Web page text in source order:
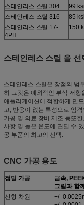
스테인리스 스틸 304
99 ksi
스테인레스 스틸 316
85 ksi
스테인리스 스틸 17-
4PH
150
스테인레스 스틸 을 선
스테인레스 스틸은 장점의 범
히 그것은 예외적인 부식 저항
애플리케이션에 적합하게 만
고, 반응이 없는 특성으로 엄
가공 및 의료 장비 제조 등또
사항 및 높은 온도에 견딜 수
공 부품의 최고의 선택.
CNC 가공 용도
정밀 가공
금속,
그림과 함
선형 차원
+/-